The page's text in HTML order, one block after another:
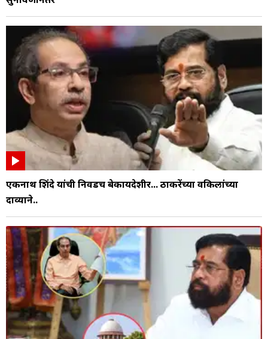
एकनाथ शिंदे यांची निवडच बेकायदेशीर... ठाकरेंच्या वकिलांच्या
दाव्याने..